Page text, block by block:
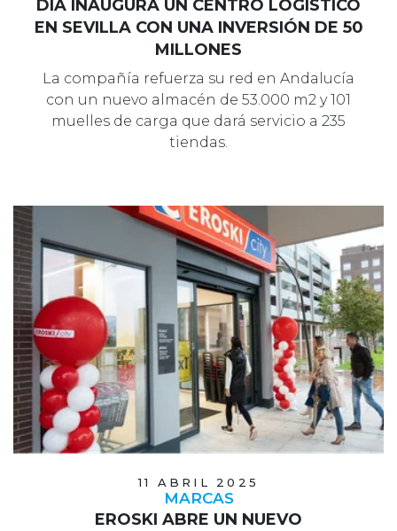
DIA INAUGURA UN CENTRO LOGÍSTICO
EN SEVILLA CON UNA INVERSIÓN DE 50
MILLONES
La compañía refuerza su red en Andalucía
con un nuevo almacén de 53.000 m2 y 101
muelles de carga que dará servicio a 235
tiendas.
11 ABRIL 2025
MARCAS
EROSKI ABRE UN NUEVO